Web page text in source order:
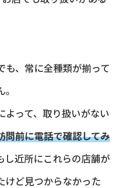
も、常に全種類が揃って
よって、取り扱いがない
問前に電話で確認してみ
し近所にこれらの店舗が
けど見つからなかった